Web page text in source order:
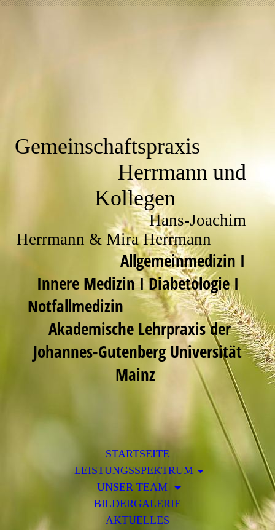
Gemeinschaftspraxis
Herrmann und
Kollegen
Hans-Joachim
Herrmann & Mira Herrmann
Allgemeinmedizin I
Innere Medizin I Diabetologie I
Notfallmedizin
Akademische Lehrpraxis der
Johannes-Gutenberg Universität
Mainz
STARTSEITE
LEISTUNGSSPEKTRUM
UNSER TEAM
BILDERGALERIE
AKTUELLES